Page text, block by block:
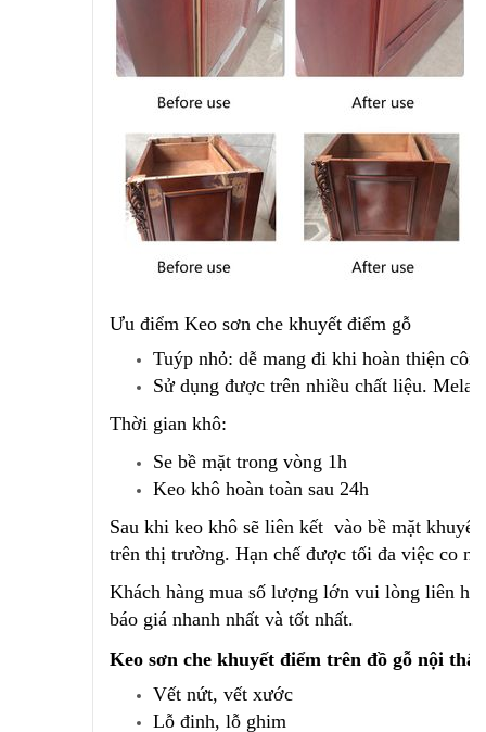
Ưu điểm Keo sơn che khuyết điểm gỗ
Tuýp nhỏ: dễ mang đi khi hoàn thiện
Sử dụng được trên nhiều chất liệu.
Thời gian khô:
Se bề mặt trong vòng 1h
Keo khô hoàn toàn sau 24h
Sau khi keo khô sẽ liên kết vào bề mặt
trên thị trường. Hạn chế được tối đa việc co
Khách hàng mua số lượng lớn vui lòng liên
báo giá nhanh nhất và tốt nhất.
Keo sơn che khuyết điểm trên đồ gỗ nội
Vết nứt, vết xước
Lỗ đinh, lỗ ghim